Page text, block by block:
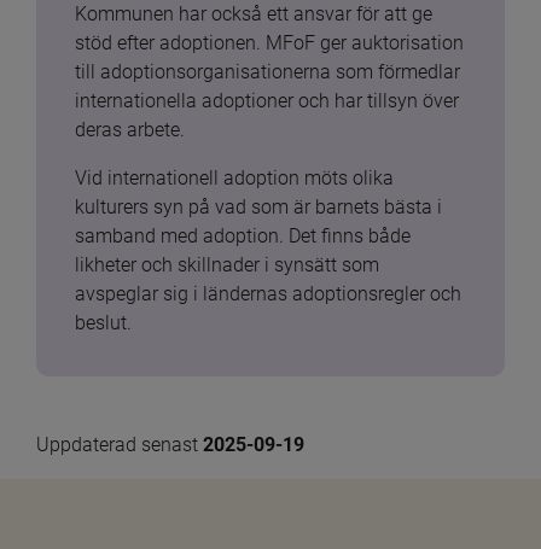
Kommunen har också ett ansvar för att ge
stöd efter adoptionen. MFoF ger auktorisation
till adoptionsorganisationerna som förmedlar
internationella adoptioner och har tillsyn över
deras arbete.
Vid internationell adoption möts olika
kulturers syn på vad som är barnets bästa i
samband med adoption. Det finns både
likheter och skillnader i synsätt som
avspeglar sig i ländernas adoptionsregler och
beslut.
Uppdaterad senast 2025-09-19